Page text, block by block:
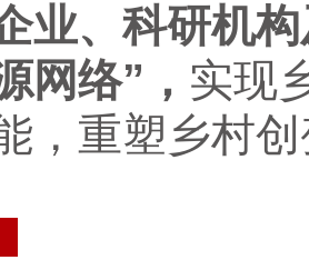
业、科研机
网络”， 实现
，重塑乡村